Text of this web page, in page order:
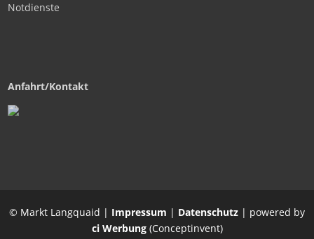
Notdienste
Anfahrt/Kontakt
© Markt Langquaid | Impressum | Datenschutz | powered by
ci Werbung(Conceptinvent)